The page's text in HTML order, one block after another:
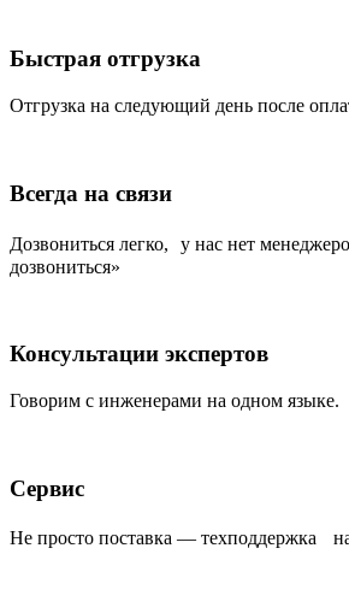
Быстрая отгрузка
Отгрузка на следующий день после
Всегда на связи
Дозвониться легко, у нас нет
дозвониться»
Консультации экспертов
Говорим с инженерами на одном языке.
Сервис
Не просто поставка — техподдержка